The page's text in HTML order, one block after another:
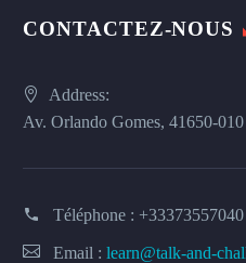
CONTACTEZ-NOUS
Address:
Av. Orlando Gomes, 41650-
Téléphone : +33373557040
Email : learn@talk-and-